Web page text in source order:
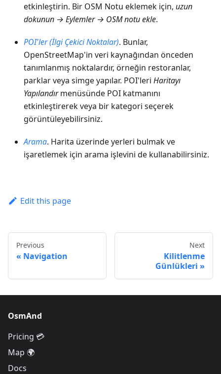
etkinleştirin. Bir OSM Notu eklemek için, uzun
dokunun → Eylemler → OSM notu ekle.
POI'ler (İlgi Çekici Noktalar). Bunlar,
OpenStreetMap'in veri kaynağından önceden
tanımlanmış noktalardır, örneğin restoranlar,
parklar veya simge yapılar. POI'leri Haritayı
Yapılandırmenüsünde POI katmanını
etkinleştirerek veya bir kategori seçerek
görüntüleyebilirsiniz.
Arama. Harita üzerinde yerleri bulmak ve
işaretlemek için arama işlevini de kullanabilirsiniz.
Edit this page
Previous
Navigation
Next
Kilitlenme
Günlükleri
OsmAnd
Pricing 💳
Map 🌍
Docs